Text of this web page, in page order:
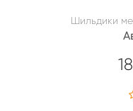
Шильдики